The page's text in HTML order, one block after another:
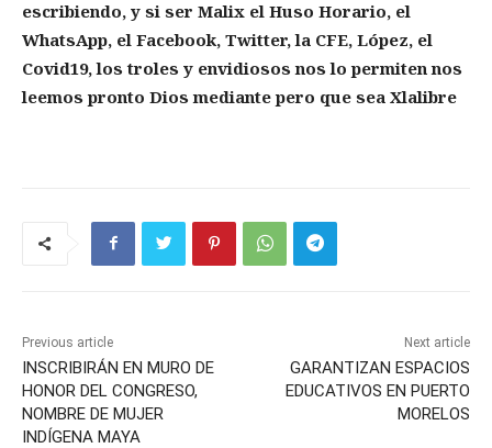
escribiendo, y si ser Malix el Huso Horario, el
WhatsApp, el Facebook, Twitter, la CFE, López, el
Covid19, los troles y envidiosos nos lo permiten nos
leemos pronto Dios mediante pero que sea Xlalibre
Previous article
INSCRIBIRÁN EN MURO DE
HONOR DEL CONGRESO,
NOMBRE DE MUJER
INDÍGENA MAYA
Next article
GARANTIZAN ESPACIOS
EDUCATIVOS EN PUERTO
MORELOS